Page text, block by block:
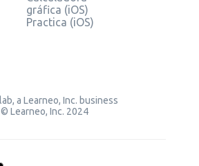
gráfica (iOS)
Practica (iOS)
a Learneo, Inc. business
© Learneo, Inc. 2024